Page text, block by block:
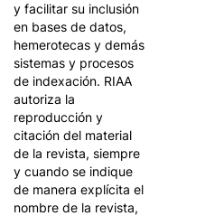
y facilitar su inclusión
en bases de datos,
hemerotecas y demás
sistemas y procesos
de indexación. RIAA
autoriza la
reproducción y
citación del material
de la revista, siempre
y cuando se indique
de manera explícita el
nombre de la revista,